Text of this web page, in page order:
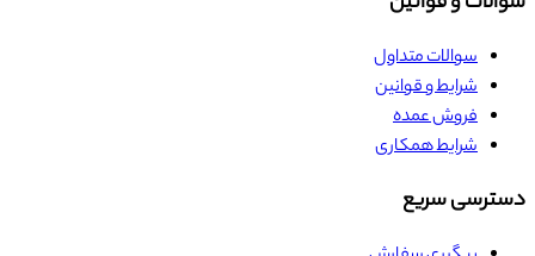
سوالات متداول
شرایط و قوانین
فروش عمده
شرایط همکاری
دسترسی سریع